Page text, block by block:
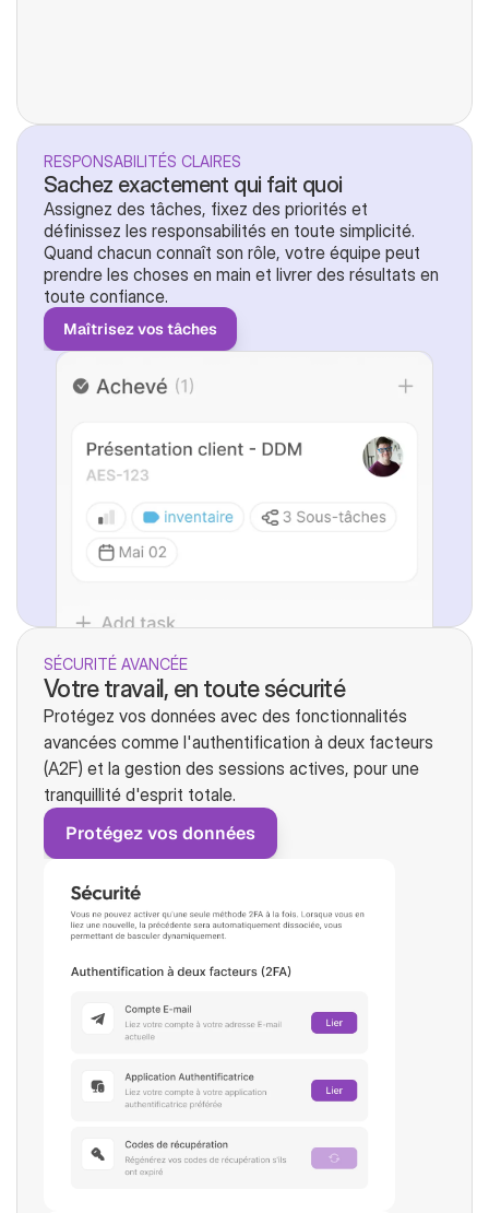
RESPONSABILITÉS CLAIRES
Sachez exactement qui fait quoi
Assignez des tâches, fixez des priorités et
définissez les responsabilités en toute simplicité.
Quand chacun connaît son rôle, votre équipe peut
prendre les choses en main et livrer des résultats en
toute confiance.
Maîtrisez vos tâches
SÉCURITÉ AVANCÉE
Votre travail, en toute sécurité
Protégez vos données avec des fonctionnalités
avancées comme l'authentification à deux facteurs
(A2F) et la gestion des sessions actives, pour une
tranquillité d'esprit totale.
Protégez vos données